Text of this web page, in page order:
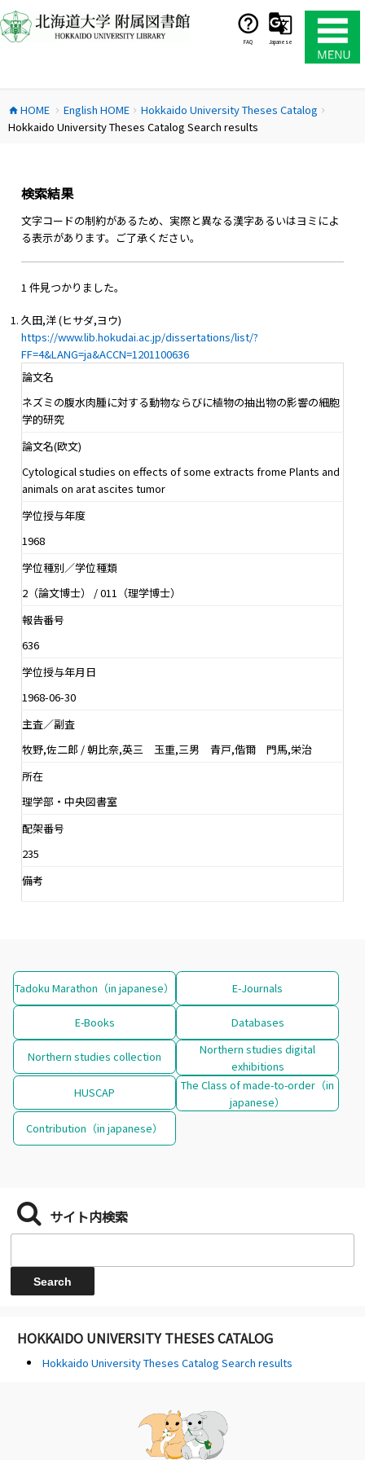
ン
テ
ス
キ
FAQ Japanese
home HOME chevron_right English HOMEchevron_right Hokkaido University Theses Catalog chevron_right
Hokkaido University Theses Catalog Search results
検索結果
文字コードの制約があるため、実際と異なる漢字あるいはヨミによ
る表示があります。ご了承ください。
1 件見つかりました。
久田,洋 (ヒサダ,ヨウ)
https://www.lib.hokudai.ac.jp/dissertations/list/?
FF=4&LANG=ja&ACCN=1201100636
論文名
ネズミの腹水肉腫に対する動物ならびに植物の抽出物の影響の細胞
学的研究
論文名(欧文)
Cytological studies on effects of some extracts frome Plants and
animals on arat ascites tumor
学位授与年度
1968
学位種別／学位種類
2（論文博士） / 011（理学博士）
報告番号
636
学位授与年月日
1968-06-30
主査／副査
牧野,佐二郎 / 朝比奈,英三 玉重,三男 青戸,偕爾 門馬,栄治
所在
理学部・中央図書室
配架番号
235
備考
Tadoku Marathon（in japanese） E-Journals
E-Books Databases
Northern studies collection
Northern studies digital
exhibitions
HUSCAP
The Class of made-to-order（in
japanese）
Contribution（in japanese）
サイト内検索
HOKKAIDO UNIVERSITY THESES CATALOG
Hokkaido University Theses Catalog Search results